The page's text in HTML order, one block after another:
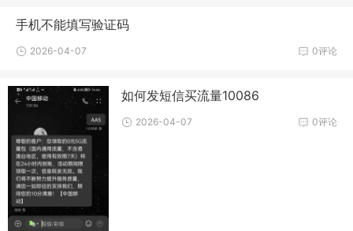
手机不能填写验证码
0评论
2026-04-07
如何发短信买流量10086
0评论
2026-04-07